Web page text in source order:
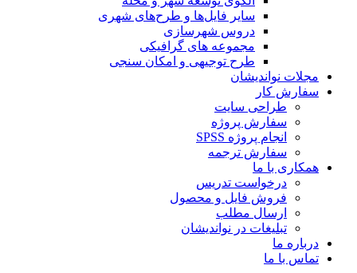
سایر فایل‌ها و طرح‌های شهری
دروس شهرسازی
مجموعه های گرافیکی
طرح توجیهی و امکان سنجی
مجلات نواندیشان
سفارش کار
طراحی سایت
سفارش پروژه
انجام پروژه SPSS
سفارش ترجمه
همکاری با ما
درخواست تدریس
فروش فایل و محصول
ارسال مطلب
تبلیغات در نواندیشان
درباره ما
تماس با ما